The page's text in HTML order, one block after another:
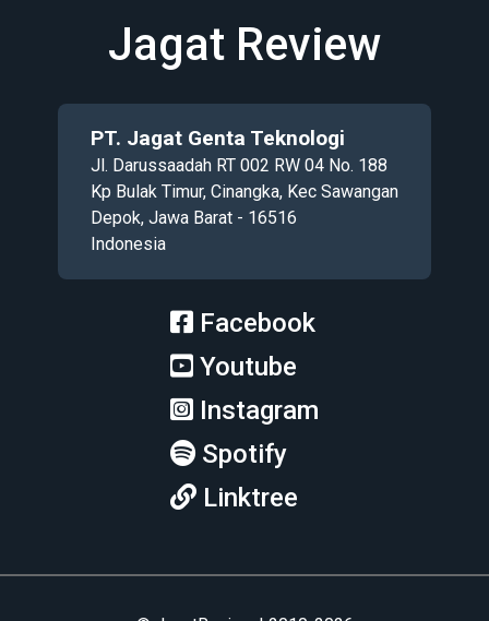
Jagat Review
PT. Jagat Genta Teknologi
Jl. Darussaadah RT 002 RW 04 No. 188
Kp Bulak Timur, Cinangka, Kec Sawangan
Depok, Jawa Barat - 16516
Indonesia
Facebook
Youtube
Instagram
Spotify
Linktree